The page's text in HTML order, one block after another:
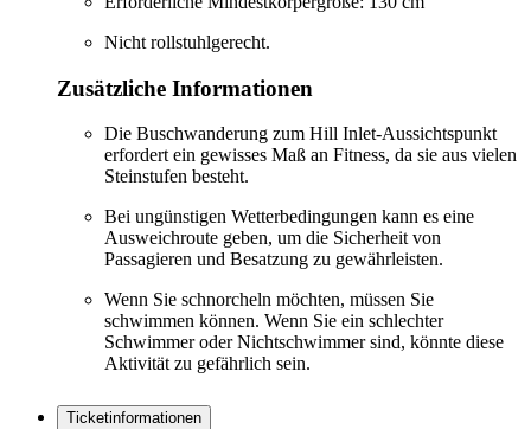
Nicht rollstuhlgerecht.
Zusätzliche Informationen
Die Buschwanderung zum Hill Inlet-Aussichtspunkt
erfordert ein gewisses Maß an Fitness, da sie aus vielen
Steinstufen besteht.
Bei ungünstigen Wetterbedingungen kann es eine
Ausweichroute geben, um die Sicherheit von
Passagieren und Besatzung zu gewährleisten.
Wenn Sie schnorcheln möchten, müssen Sie
schwimmen können. Wenn Sie ein schlechter
Schwimmer oder Nichtschwimmer sind, könnte diese
Aktivität zu gefährlich sein.
Ticketinformationen